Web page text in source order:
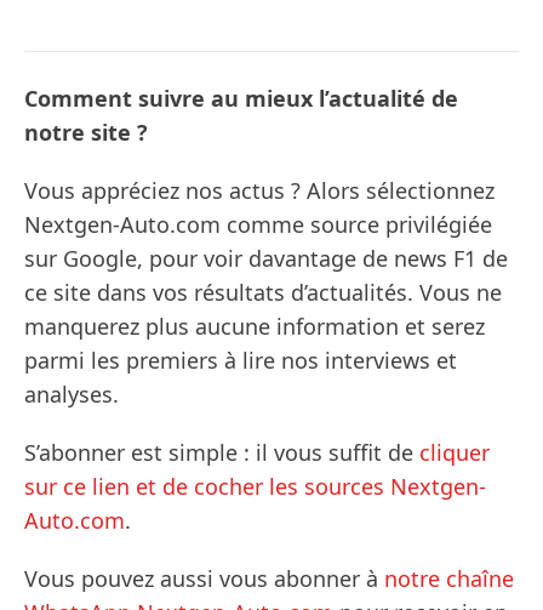
Comment suivre au mieux l’actualité de
notre site ?
Vous appréciez nos actus ? Alors sélectionnez
Nextgen-Auto.com comme source privilégiée
sur Google, pour voir davantage de news F1 de
ce site dans vos résultats d’actualités. Vous ne
manquerez plus aucune information et serez
parmi les premiers à lire nos interviews et
analyses.
S’abonner est simple : il vous suffit de cliquer
sur ce lien et de cocher les sources Nextgen-
Auto.com.
Vous pouvez aussi vous abonner à notre chaîne